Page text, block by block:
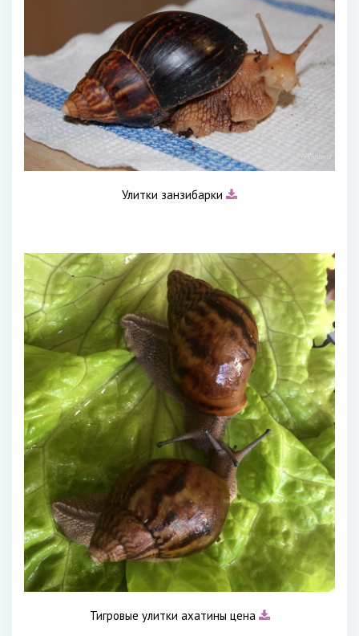
Улитки занзибарки
Тигровые улитки ахатины цена